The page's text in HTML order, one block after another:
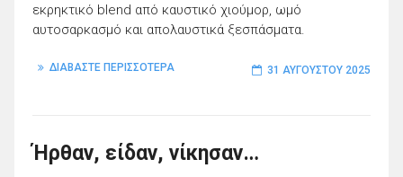
εκρηκτικό blend από καυστικό χιούμορ, ωμό
αυτοσαρκασμό και απολαυστικά ξεσπάσματα.
ΔΙΑΒΑΣΤΕ ΠΕΡΙΣΣΟΤΕΡΑ 31 ΑΥΓΟΎΣΤΟΥ 2025
Ήρθαν, είδαν, νίκησαν…